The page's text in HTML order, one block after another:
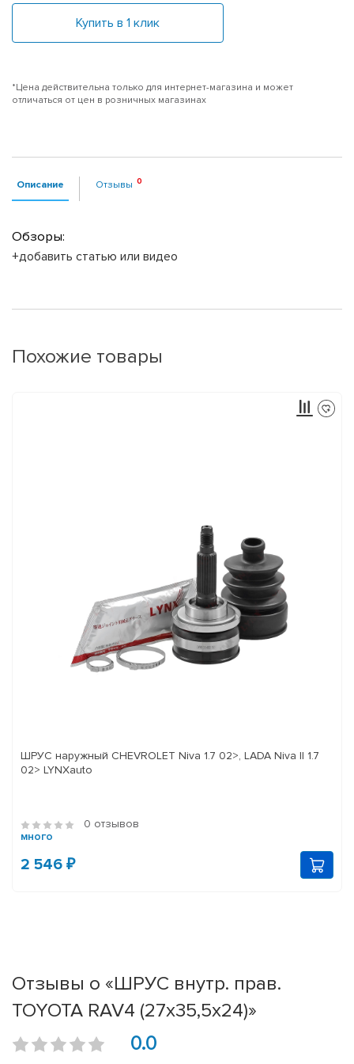
Купить в 1 клик
*Цена действительна только для интернет-магазина и может
отличаться от цен в розничных магазинах
Описание Отзывы
Обзоры:
+добавить статью или видео
Похожие товары
ШРУС наружный CHEVROLET Niva 1.7 02>, LADA Niva II 1.7
02> LYNXauto
0 отзывов
много
2 546 ₽
Отзывы о «ШРУС внутр. прав.
TOYOTA RAV4 (27х35,5х24)»
0.0